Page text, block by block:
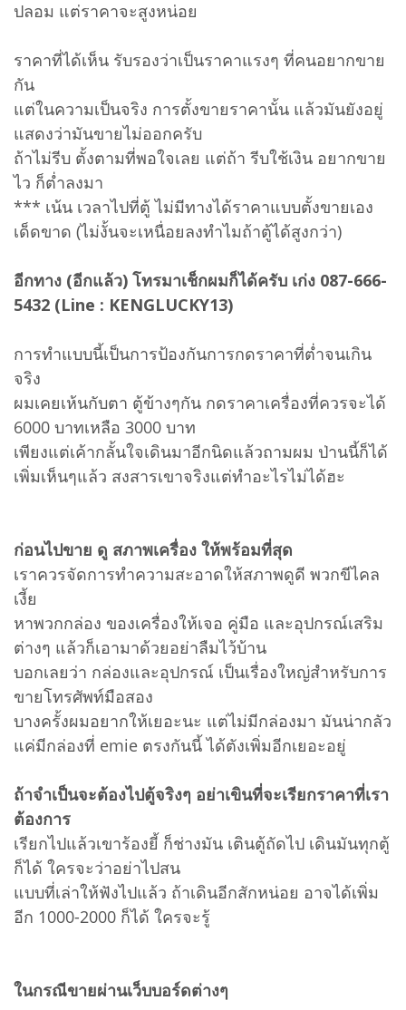
ปลอม แต่ราคาจะสูงหน่อย
ราคาที่ได้เห็น รับรองว่าเป็นราคาแรงๆ ที่คนอยากขาย
กัน
แต่ในความเป็นจริง การตั้งขายราคานั้น แล้วมันยังอยู่
แสดงว่ามันขายไม่ออกครับ
ถ้าไม่รีบ ตั้งตามที่พอใจเลย แต่ถ้า รีบใช้เงิน อยากขาย
ไว ก็ต่ำลงมา
*** เน้น เวลาไปที่ตู้ ไม่มีทางได้ราคาแบบตั้งขายเอง
เด็ดขาด (ไม่งั้นจะเหนื่อยลงทำไมถ้าตู้ได้สูงกว่า)
อีกทาง (อีกแล้ว) โทรมาเช็กผมก็ได้ครับ เก่ง 087-666-
5432 (Line : KENGLUCKY13)
การทำแบบนี้เป็นการป้องกันการกดราคาที่ต่ำจนเกิน
จริง
ผมเคยเห้นกับตา ตู้ข้างๆกัน กดราคาเครื่องที่ควรจะได้
6000 บาทเหลือ 3000 บาท
เพียงแต่เค้ากลั้นใจเดินมาอีกนิดแล้วถามผม ป่านนี้ก็ได้
เพิ่มเห็นๆแล้ว สงสารเขาจริงแต่ทำอะไรไม่ได้ฮะ
ก่อนไปขาย ดู สภาพเครื่อง ให้พร้อมที่สุด
เราควรจัดการทำความสะอาดให้สภาพดูดี พวกขีไคล
เงี้ย
หาพวกกล่อง ของเครื่องให้เจอ คู่มือ และอุปกรณ์เสริม
ต่างๆ แล้วก็เอามาด้วยอย่าลืมไว้บ้าน
บอกเลยว่า กล่องและอุปกรณ์ เป็นเรื่องใหญ่สำหรับการ
ขายโทรศัพท์มือสอง
บางครั้งผมอยากให้เยอะนะ แต่ไม่มีกล่องมา มันน่ากลัว
แค่มีกล่องที่ emie ตรงกันนี้ ได้ตังเพิ่มอีกเยอะอยู่
ถ้าจำเป็นจะต้องไปตู้จริงๆ อย่าเขินที่จะเรียกราคาที่เรา
ต้องการ
เรียกไปแล้วเขาร้องยี้ ก็ช่างมัน เตินตู้ถัดไป เดินมันทุกตู้
ก็ได้ ใครจะว่าอย่าไปสน
แบบที่เล่าให้ฟังไปแล้ว ถ้าเดินอีกสักหน่อย อาจได้เพิ่ม
อีก 1000-2000 ก็ได้ ใครจะรู้
ในกรณีขายผ่านเว็บบอร์ดต่างๆ